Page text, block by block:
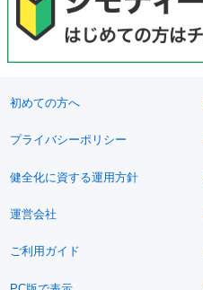
初めての方へ
プライバシーポリシー
健全化に資する運用方針
運営会社
ご利用ガイド